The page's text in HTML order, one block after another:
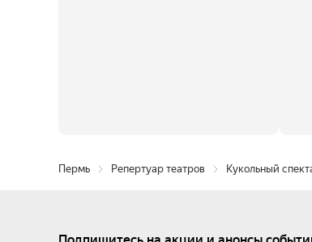
Пермь Репертуар театров Кукольный